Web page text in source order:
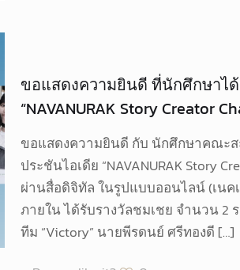
ขอแสดงความยินดี ที่นักศึกษาไ
“NAVANURAK Story Creator
ขอแสดงความยินดี กับ นักศึกษาคณะส
ประชันไอเดีย “NAVANURAK Story
ผ่านสื่อดิจิทัล ในรูปแบบออนไลน์ (เน
ภายใน ได้รับรางวัลชมเชย จำนวน 2
ทีม “Victory” นายพีรดนย์ ศรีทองดี[…]